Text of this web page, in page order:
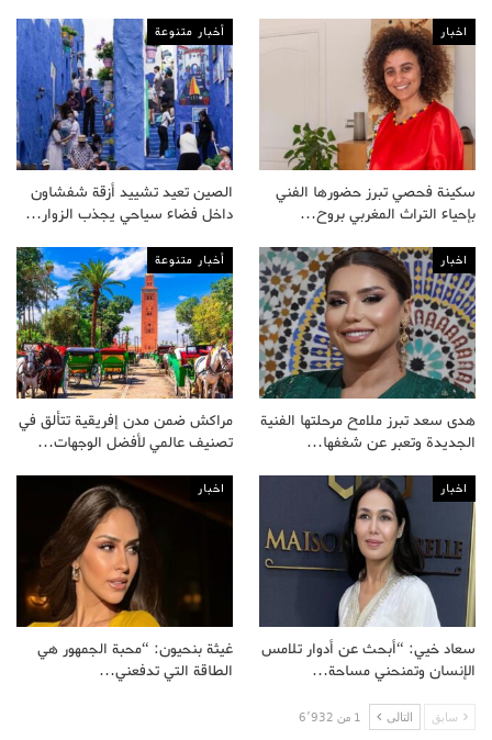
اخبار
سكينة فحصي تبرز حضورها الفني
بإحياء التراث المغربي بروح…
أخبار متنوعة
الصين تعيد تشييد أزقة شفشاون
داخل فضاء سياحي يجذب الزوار…
اخبار
هدى سعد تبرز ملامح مرحلتها الفنية
الجديدة وتعبر عن شغفها…
أخبار متنوعة
مراكش ضمن مدن إفريقية تتألق في
تصنيف عالمي لأفضل الوجهات…
اخبار
سعاد خيي: “أبحث عن أدوار تلامس
الإنسان وتمنحني مساحة…
اخبار
غيثة بنحيون: “محبة الجمهور هي
الطاقة التي تدفعني…
سابق التالى 1 من 6٬932